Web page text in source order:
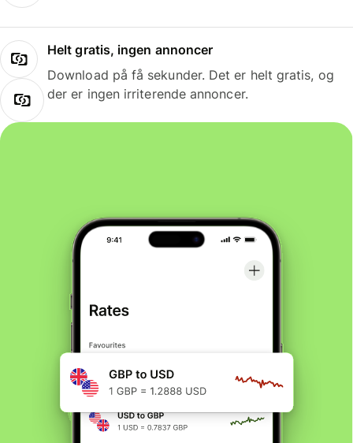
Helt gratis, ingen annoncer
Download på få sekunder. Det er helt gratis, og
der er ingen irriterende annoncer.